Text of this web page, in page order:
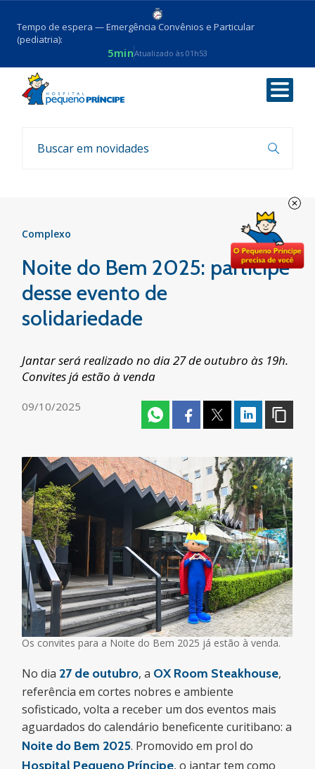
Tempo de espera — Emergência Convênios e Particular
(pediatria):
5minAtualizado às 01h53
Voltar
Eventos
Complexo
Noite do Bem 2025: participe
desse evento de
solidariedade
Jantar será realizado no dia 27 de outubro às 19h.
Convites já estão à venda
09/10/2025
Os convites para a Noite do Bem 2025 já estão à venda.
No dia 27 de outubro, a OX Room Steakhouse,
referência em cortes nobres e ambiente
sofisticado, volta a receber um dos eventos mais
aguardados do calendário beneficente curitibano: a
Noite do Bem 2025. Promovido em prol do
Hospital Pequeno Príncipe, o jantar tem como